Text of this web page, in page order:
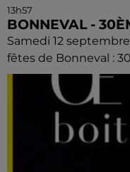
13h57
BONNEVAL -
Samedi 12
fêtes de Bonneval :